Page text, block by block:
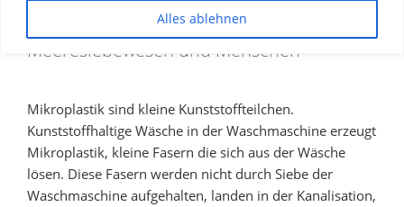
Alles ablehnen
Mikroplastik ist eine Gefahr für
Meereslebewesen und Menschen
Mikroplastik sind kleine Kunststoffteilchen.
Kunststoffhaltige Wäsche in der Waschmaschine erzeugt
Mikroplastik, kleine Fasern die sich aus der Wäsche
lösen. Diese Fasern werden nicht durch Siebe der
Waschmaschine aufgehalten, landen in der Kanalisation,